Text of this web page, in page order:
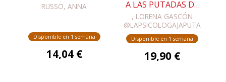
RUSSO, ANNA
Disponible en 1 semana
14,04 €
A LAS PUTADAS DE
LA VIDA
, LORENA GASCÓN
@LAPSICOLOGAJAPUTA
Disponible en 1 semana
19,90 €